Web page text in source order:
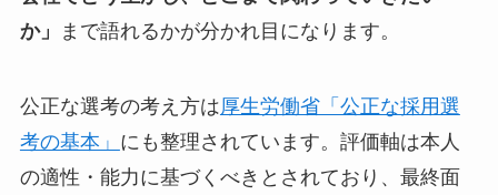
か」
まで語れるかが分かれ目になります。
公正な選考の考え方は厚生労働省「公正な採用選
考の基本」 にも整理されています。評価軸は本人
の適性・能力に基づくべきとされており、最終面